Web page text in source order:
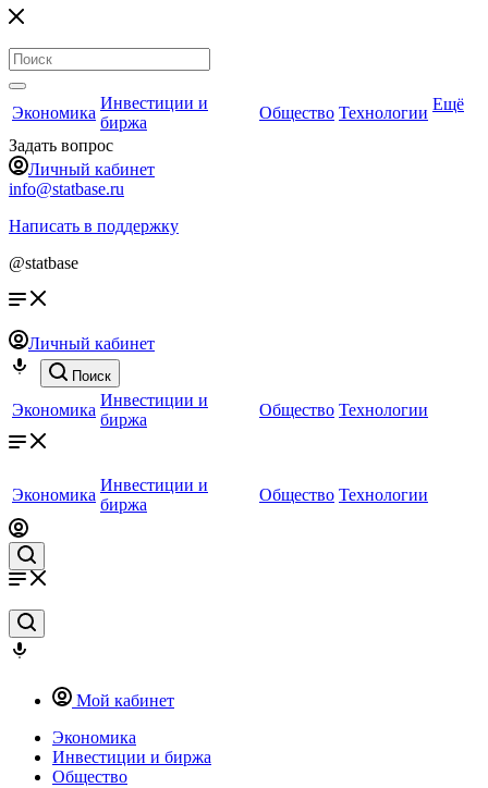
Экономика
Инвестиции и
биржа
Общество Технологии Ещё
Задать вопрос
Личный кабинет
info@statbase.ru
Написать в поддержку
@statbase
Личный кабинет
Поиск
Экономика
Инвестиции и
биржа
Общество Технологии
Экономика
Инвестиции и
биржа
Общество Технологии
Мой кабинет
Экономика
Инвестиции и биржа
Общество